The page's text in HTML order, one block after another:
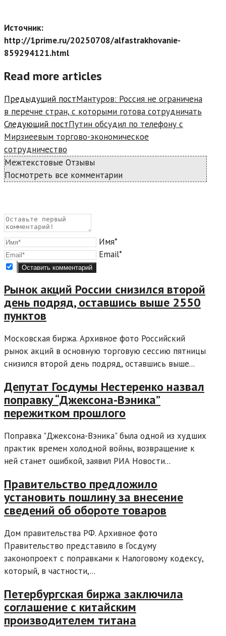
Источник:
http://1prime.ru/20250708/alfastrakhovanie-
859294121.html
Read more articles
Предыдущий постМантуров: Россия не ограничена
в перечне стран, с которыми готова сотрудничать
Следующий постПутин обсудил по телефону с
Мирзиеевым торгово-экономическое
сотрудничество
Межтекстовые Отзывы
Посмотреть все комментарии
Имя*
Email*
Рынок акций России снизился второй
день подряд, оставшись выше 2550
пунктов
Московская биржа. Архивное фото Российский
рынок акций в основную торговую сессию пятницы
снизился второй день подряд, оставшись выше...
Депутат Госдумы Нестеренко назвал
поправку “Джексона-Вэника”
пережитком прошлого
Поправка "Джексона-Вэника" была одной из худших
практик времен холодной войны, возвращение к
ней станет ошибкой, заявил РИА Новости...
Правительство предложило
установить пошлину за внесение
сведений об обороте товаров
Дом правительства РФ. Архивное фото
Правительство представило в Госдуму
законопроект с поправками к Налоговому кодексу,
который, в частности,...
Петербургская биржа заключила
соглашение с китайским
производителем титана